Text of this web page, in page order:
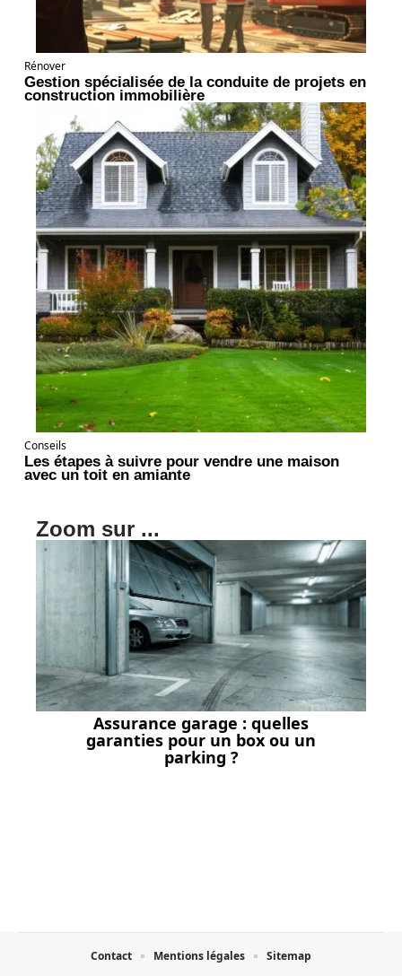
Rénover
Gestion spécialisée de la conduite de projets en
construction immobilière
Conseils
Les étapes à suivre pour vendre une maison
avec un toit en amiante
Zoom sur ...
Assurance garage : quelles
garanties pour un box ou un
parking ?
Contact Mentions légales Sitemap